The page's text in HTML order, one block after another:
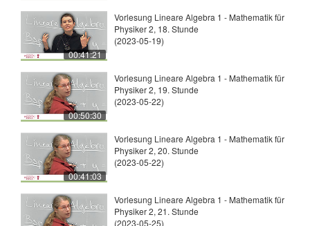
00:41:21
Vorlesung Lineare Algebra 1 - Mathematik für
Physiker 2, 18. Stunde
(2023-05-19)
00:50:30
Vorlesung Lineare Algebra 1 - Mathematik für
Physiker 2, 19. Stunde
(2023-05-22)
00:41:03
Vorlesung Lineare Algebra 1 - Mathematik für
Physiker 2, 20. Stunde
(2023-05-22)
Vorlesung Lineare Algebra 1 - Mathematik für
Physiker 2, 21. Stunde
(2023-05-25)